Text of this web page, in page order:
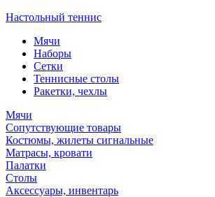
Настольный теннис
Мячи
Наборы
Сетки
Теннисные столы
Ракетки, чехлы
Мячи
Сопутствующие товары
Костюмы, жилеты сигнальные
Матрасы, кровати
Палатки
Столы
Аксессуары, инвентарь